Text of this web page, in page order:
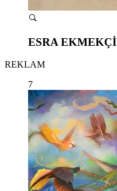
ESRA EKMEKÇİ
REKLAM
7